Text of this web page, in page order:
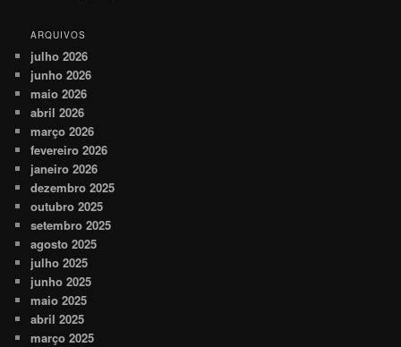
ARQUIVOS
julho 2026
junho 2026
maio 2026
abril 2026
março 2026
fevereiro 2026
janeiro 2026
dezembro 2025
outubro 2025
setembro 2025
agosto 2025
julho 2025
junho 2025
maio 2025
abril 2025
março 2025